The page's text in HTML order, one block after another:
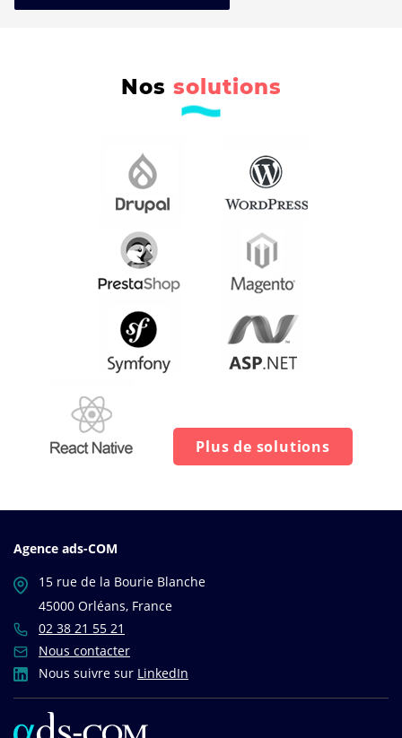
Nos solutions
Plus de solutions
Agence ads-COM
15 rue de la Bourie Blanche
45000 Orléans, France
02 38 21 55 21
Nous contacter
Nous suivre sur LinkedIn